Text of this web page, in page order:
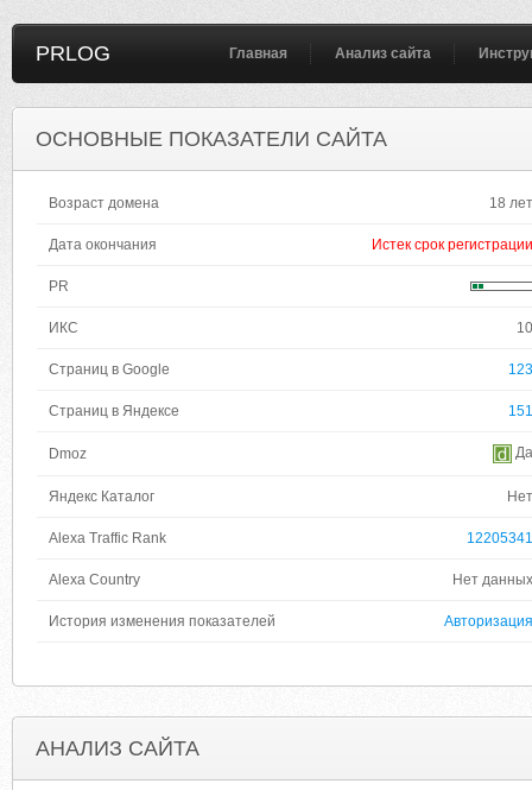
PRLOG Главная Анализ сайта
ОСНОВНЫЕ ПОКАЗАТЕЛИ САЙТА
Возраст домена 18 лет
Дата окончания Истек срок регистрации
PR
ИКС 10
Страниц в Google 123
Страниц в Яндексе 151
Dmoz Да
Яндекс Каталог Нет
Alexa Traffic Rank 12205341
Alexa Country Нет данных
История изменения показателей Авторизация
АНАЛИЗ САЙТА